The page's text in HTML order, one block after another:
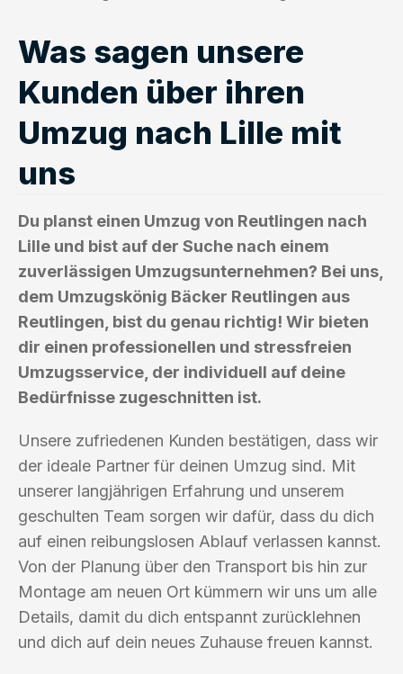
Was sagen unsere
Kunden über ihren
Umzug nach Lille mit
uns
Du planst einen Umzug von Reutlingen nach
Lille und bist auf der Suche nach einem
zuverlässigen Umzugsunternehmen? Bei uns,
dem Umzugskönig Bäcker Reutlingen aus
Reutlingen, bist du genau richtig! Wir bieten
dir einen professionellen und stressfreien
Umzugsservice, der individuell auf deine
Bedürfnisse zugeschnitten ist.
Unsere zufriedenen Kunden bestätigen, dass wir
der ideale Partner für deinen Umzug sind. Mit
unserer langjährigen Erfahrung und unserem
geschulten Team sorgen wir dafür, dass du dich
auf einen reibungslosen Ablauf verlassen kannst.
Von der Planung über den Transport bis hin zur
Montage am neuen Ort kümmern wir uns um alle
Details, damit du dich entspannt zurücklehnen
und dich auf dein neues Zuhause freuen kannst.